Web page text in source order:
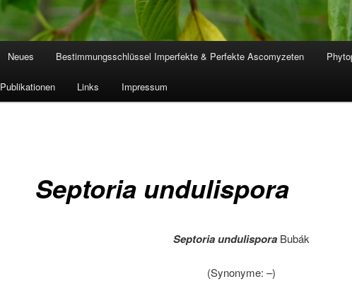
Neues Bestimmungsschlüssel Imperfekte & Perfekte Ascomyzeten
Publikationen Links Impressum
Septoria undulispora
Septoria undulispora Bubák
(Synonyme:–)